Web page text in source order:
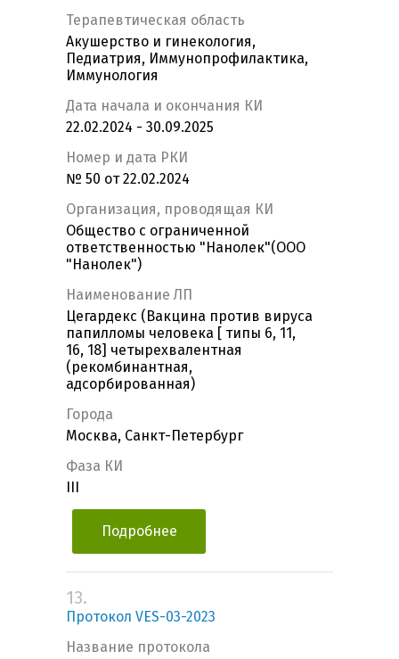
Терапевтическая область
Акушерство и гинекология,
Педиатрия, Иммунопрофилактика,
Иммунология
Дата начала и окончания КИ
22.02.2024 - 30.09.2025
Номер и дата РКИ
№ 50 от 22.02.2024
Организация, проводящая КИ
Общество с ограниченной
ответственностью "Нанолек"(ООО
"Нанолек")
Наименование ЛП
Цегардекс (Вакцина против вируса
папилломы человека [ типы 6, 11,
16, 18] четырехвалентная
(рекомбинантная,
адсорбированная)
Города
Москва, Санкт-Петербург
Фаза КИ
Подробнее
13.
Протокол VES-03-2023
Название протокола